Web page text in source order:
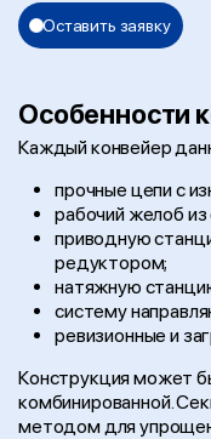
Оставить заявку
Особенности
Каждый конвейер
прочные цепи с
рабочий желоб
приводную
редуктором;
натяжную
систему
ревизионные и
Конструкция может
комбинированной.
методом для